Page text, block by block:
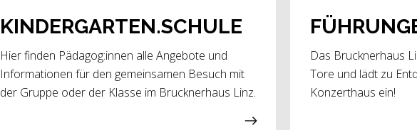
KINDERGARTEN.SCHULE
Hier finden Pädagog:innen alle Angebote und
Informationen für den gemeinsamen Besuch mit
der Gruppe oder der Klasse im Brucknerhaus Linz.
Das Brucknerhaus
Tore und lädt zu
Konzerthaus ein!